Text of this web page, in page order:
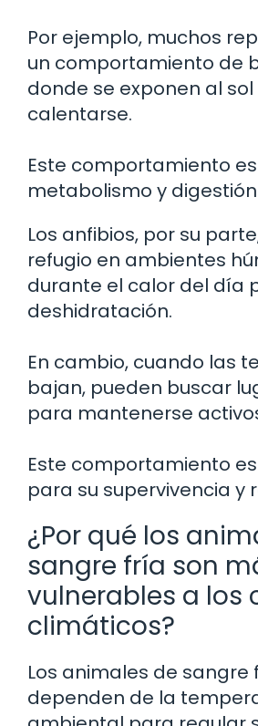
Por ejemplo, muchos
un comportamiento de
donde se exponen al
calentarse.
Este comportamiento
metabolismo y
Los anfibios, por su
refugio en ambientes
durante el calor del día
deshidratación.
En cambio, cuando las
bajan, pueden buscar
para mantenerse
Este comportamiento
para su supervivencia y
¿Por qué los
sangre fría son
vulnerables a los
climáticos?
Los animales de sangre
dependen de la